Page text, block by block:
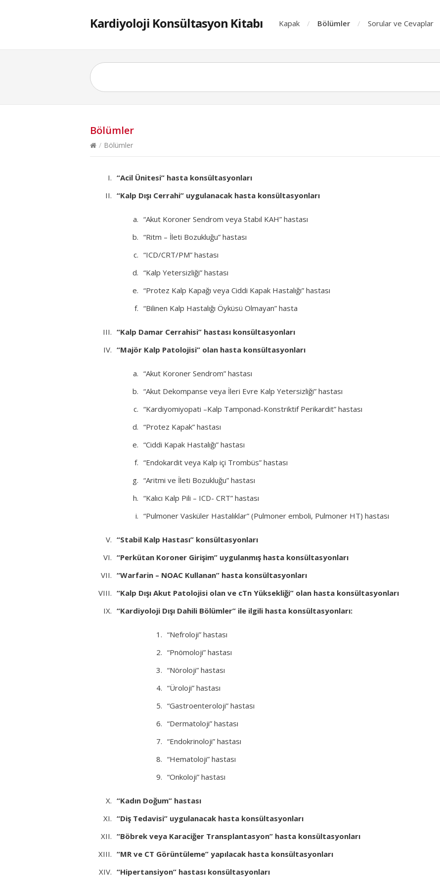
Kardiyoloji Konsültasyon Kitabı Kapak Bölümler Sorular ve Cevaplar
Bölümler
/ Bölümler
“Acil Ünitesi” hasta konsültasyonları
“Kalp Dışı Cerrahi” uygulanacak hasta konsültasyonları
“Akut Koroner Sendrom veya Stabıl KAH” hastası
“Ritm – İleti Bozukluğu” hastası
“ICD/CRT/PM” hastası
“Kalp Yetersizliği” hastası
“Protez Kalp Kapağı veya Ciddi Kapak Hastalığı” hastası
“Bilinen Kalp Hastalığı Öyküsü Olmayan” hasta
“Kalp Damar Cerrahisi” hastası konsültasyonları
“Majör Kalp Patolojisi” olan hasta konsültasyonları
“Akut Koroner Sendrom” hastası
“Akut Dekompanse veya İleri Evre Kalp Yetersizliği” hastası
“Kardiyomiyopati –Kalp Tamponad-Konstriktif Perikardit” hastası
“Protez Kapak” hastası
“Ciddi Kapak Hastalığı” hastası
“Endokardit veya Kalp içi Trombüs” hastası
“Aritmi ve İleti Bozukluğu” hastası
“Kalıcı Kalp Pili – ICD- CRT” hastası
“Pulmoner Vasküler Hastalıklar” (Pulmoner emboli, Pulmoner HT) hastası
“Stabil Kalp Hastası” konsültasyonları
“Perkütan Koroner Girişim” uygulanmış hasta konsültasyonları
“Warfarin – NOAC Kullanan” hasta konsültasyonları
“Kalp Dışı Akut Patolojisi olan ve cTn Yüksekliği” olan hasta konsültasyonları
“Kardiyoloji Dışı Dahili Bölümler” ile ilgili hasta konsültasyonları:
“Nefroloji” hastası
“Pnömoloji” hastası
“Nöroloji” hastası
“Üroloji” hastası
“Gastroenteroloji” hastası
“Dermatoloji” hastası
“Endokrinoloji” hastası
“Hematoloji” hastası
“Onkoloji” hastası
“Kadın Doğum” hastası
“Diş Tedavisi” uygulanacak hasta konsültasyonları
“Böbrek veya Karaciğer Transplantasyon” hasta konsültasyonları
“MR ve CT Görüntüleme” yapılacak hasta konsültasyonları
“Hipertansiyon” hastası konsültasyonları